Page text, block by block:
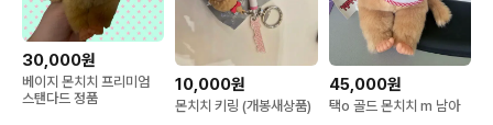
30,000원
베이지 몬치치 프리미엄
스탠다드 정품
10,000원
몬치치 키링 (개봉새상품)
45,000원
택o 골드 몬치치 m 남아